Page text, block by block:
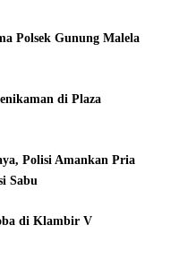
Polsek Gunung Malela
di Plaza
Polisi Amankan Pria
Sabu
di Klambir V